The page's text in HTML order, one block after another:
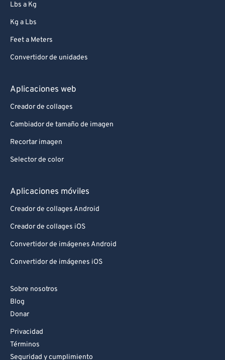
Lbs a Kg
Kg a Lbs
Feet a Meters
Convertidor de unidades
Aplicaciones web
Creador de collages
Cambiador de tamaño de imagen
Recortar imagen
Selector de color
Aplicaciones móviles
Creador de collages Android
Creador de collages iOS
Convertidor de imágenes Android
Convertidor de imágenes iOS
Sobre nosotros
Blog
Donar
Privacidad
Términos
Seguridad y cumplimiento